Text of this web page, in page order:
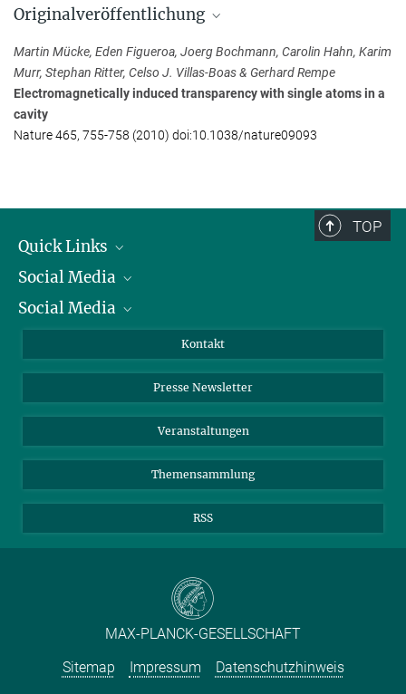
Max-Planck-Institut für Quantenoptik, Garching
Martin.Muecke@...
Originalveröffentlichung
Martin Mücke, Eden Figueroa, Joerg Bochmann, Carolin Hahn, Karim
Murr, Stephan Ritter, Celso J. Villas-Boas & Gerhard Rempe
Electromagnetically induced transparency with single atoms in a
cavity
Nature 465, 755-758 (2010) doi:10.1038/nature09093
TOP
Quick Links
Präsident
Zahlen und Fakten
Meldestelle Fehlverhalten
Social Media
Bluesky
Social Media
YouTube
Kontakt
Presse Newsletter
Veranstaltungen
Themensammlung
RSS
MAX-PLANCK-GESELLSCHAFT
Sitemap
Impressum Datenschutzhinweis